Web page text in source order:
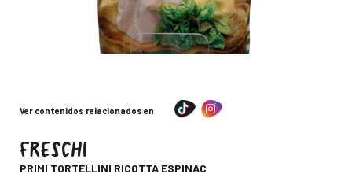
Ver contenidos relacionados en
FRESCHI
PRIMI TORTELLINI RICOTTA ESPINAC